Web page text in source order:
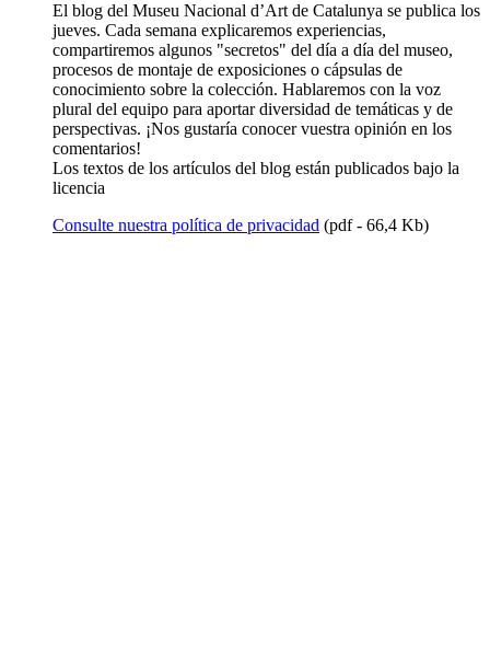
El blog del Museu Nacional d’Art de Catalunya se publica los
jueves. Cada semana explicaremos experiencias,
compartiremos algunos "secretos" del día a día del museo,
procesos de montaje de exposiciones o cápsulas de
conocimiento sobre la colección. Hablaremos con la voz
plural del equipo para aportar diversidad de temáticas y de
perspectivas. ¡Nos gustaría conocer vuestra opinión en los
comentarios!
Los textos de los artículos del blog están publicados bajo la
licencia
Consulte nuestra política de privacidad (pdf - 66,4 Kb)